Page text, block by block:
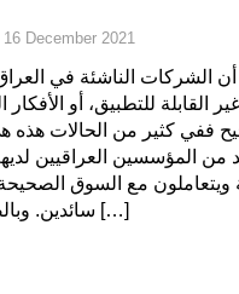
16 December 2021
أن الشركات الناشئة في
القابلة للتطبيق، أو
ففي كثير من الحالات هذه
من المؤسسين العراقيين
ويتعاملون مع السوق الصحيحة
سائدين. وبالصورة التي نراها فإن […]